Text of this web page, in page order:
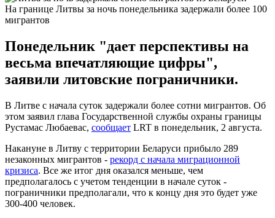
На границе Литвы за ночь понедельника задержали более 100
мигрантов
Понедельник "дает перспективы на
весьма впечатляющие цифры",
заявили литовские пограничники.
В Литве с начала суток задержали более сотни мигрантов. Об
этом заявил глава Государственной службы охраны границы
Рустамас Любаевас, сообщает LRT в понедельник, 2 августа.
Накануне в Литву с территории Беларуси прибыло 289
незаконных мигрантов - рекорд с начала миграционной
кризиса. Все же итог дня оказался меньше, чем
предполагалось с учетом тенденции в начале суток -
пограничники предполагали, что к концу дня это будет уже
300-400 человек.